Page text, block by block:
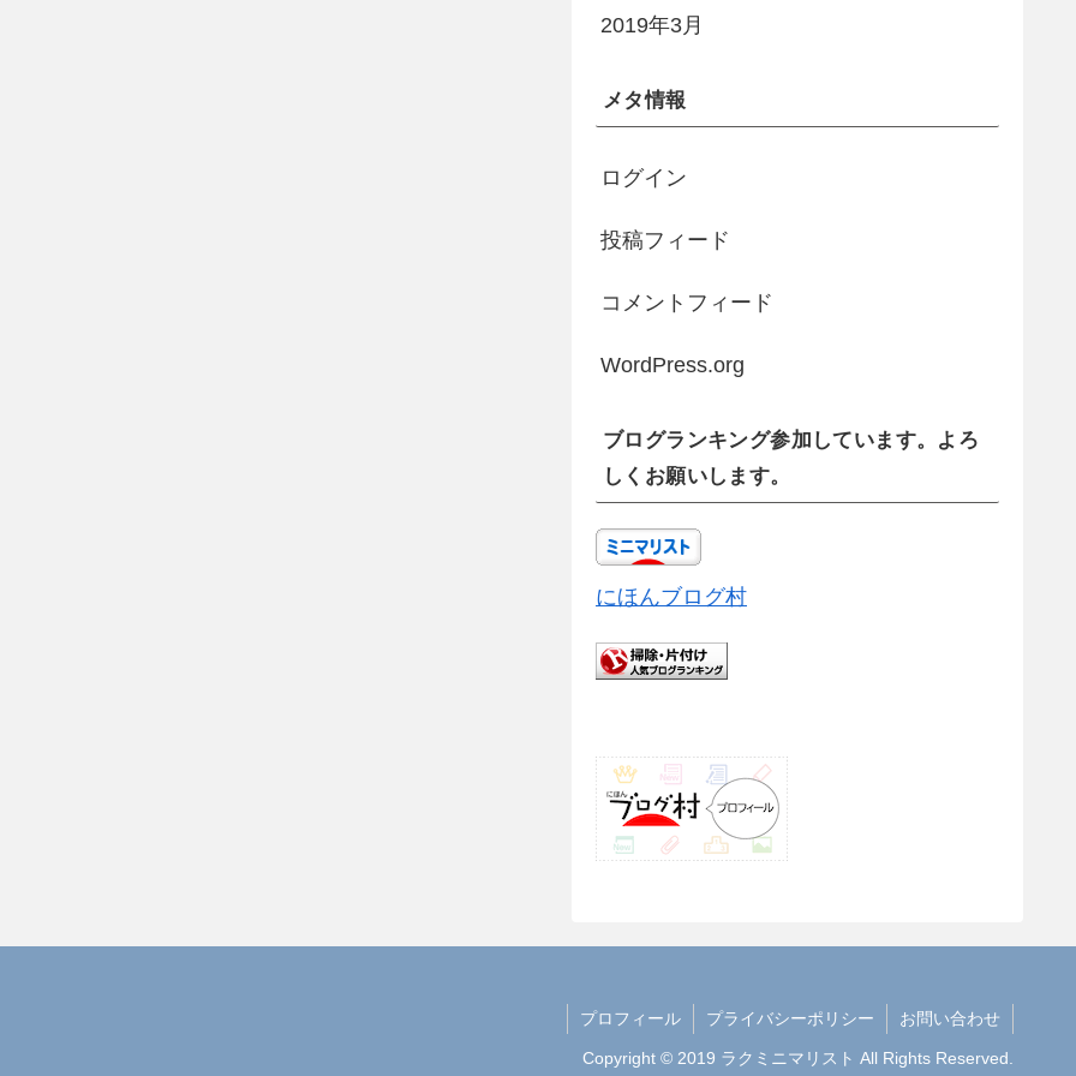
2019年3月
メタ情報
ログイン
投稿フィード
コメントフィード
WordPress.org
ブログランキング参加しています。よろ
しくお願いします。
にほんブログ村
プロフィール プライバシーポリシー お問い合わせ
Copyright © 2019 ラクミニマリスト All Rights Reserved.